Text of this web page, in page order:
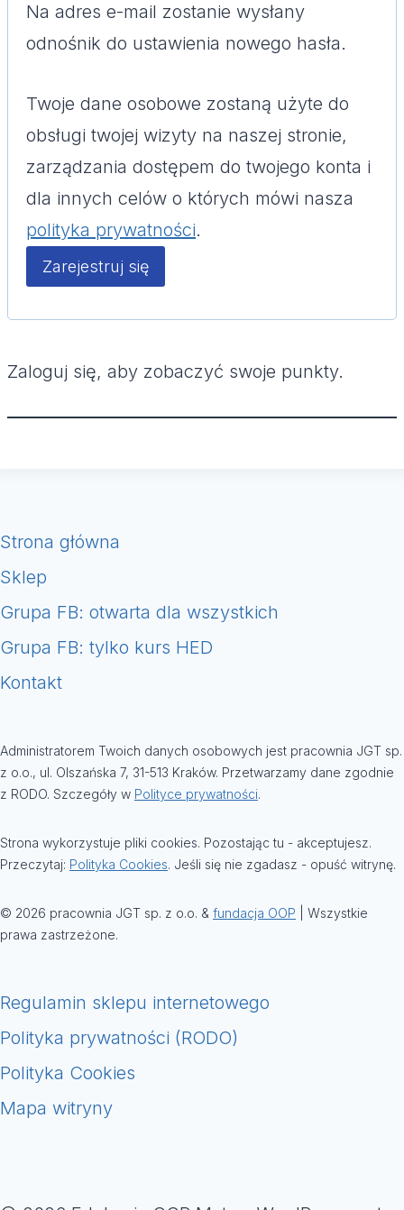
a
n
Na adres e-mail zostanie wysłany
odnośnik do ustawienia nowego hasła.
Twoje dane osobowe zostaną użyte do
obsługi twojej wizyty na naszej stronie,
zarządzania dostępem do twojego konta i
dla innych celów o których mówi nasza
polityka prywatności.
Zarejestruj się
Zaloguj się, aby zobaczyć swoje punkty.
Strona główna
Sklep
Grupa FB: otwarta dla wszystkich
Grupa FB: tylko kurs HED
Kontakt
Administratorem Twoich danych osobowych jest pracownia JGT sp.
z o.o., ul. Olszańska 7, 31-513 Kraków. Przetwarzamy dane zgodnie
z RODO. Szczegóły w Polityce prywatności.
Strona wykorzystuje pliki cookies. Pozostając tu - akceptujesz.
Przeczytaj: Polityka Cookies. Jeśli się nie zgadasz - opuść witrynę.
© 2026 pracownia JGT sp. z o.o. & fundacja OOP | Wszystkie
prawa zastrzeżone.
Regulamin sklepu internetowego
Polityka prywatności (RODO)
Polityka Cookies
Mapa witryny